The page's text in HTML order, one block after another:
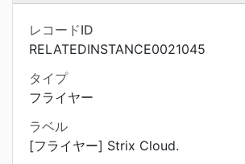
レコードID
RELATEDINSTANCE0021045
タイプ
フライヤー
ラベル
[フライヤー] Strix Cloud.